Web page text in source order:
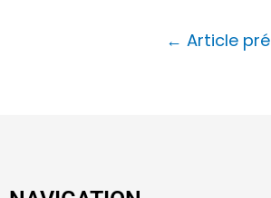
← Article